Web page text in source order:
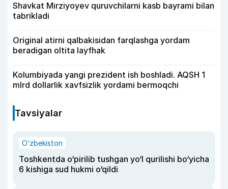
Shavkat Mirziyoyev quruvchilarni kasb bayrami bilan
tabrikladi
Original atirni qalbakisidan farqlashga yordam
beradigan oltita layfhak
Kolumbiyada yangi prezident ish boshladi. AQSH 1
mlrd dollarlik xavfsizlik yordami bermoqchi
Tavsiyalar
O‘zbekiston
Toshkentda o‘pirilib tushgan yo‘l qurilishi bo‘yicha
6 kishiga sud hukmi o‘qildi